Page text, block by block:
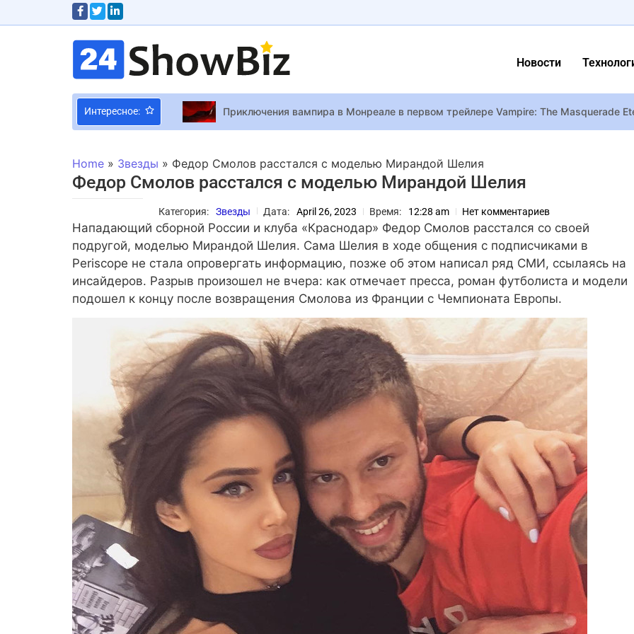
Новости
Интересное:
iPhone Ultra: Apple наконец-то «сгибается» под давлением рынка
Победительница “Евровидения-2026” выступит на одной сцене с Лорак,
Cosplay Лучший косплей с Comic Con в Лос Анджелесе: Афро-Тор, Джаггернаут и
“Пиар на горе семьи”, – композитор Борута пристыдил артистов, не пришедших
Видео дня – Мадонна в шляпе украинского бренда спела «I Will Survive» из Кайли
16-летний сын Тома Брэди Бенджамин садится за руль, когда они обмениваются
Home » Звезды » Федор Смолов расстался с моделью Мирандой Шелия
Федор Смолов расстался с моделью Мирандой Шелия
Категория: Звезды Дата: April 26, 2023 Время: 12:28 am Нет комментариев
Нападающий сборной России и клуба «Краснодар» Федор Смолов расстался со своей
подругой, моделью Мирандой Шелия. Сама Шелия в ходе общения с подписчиками в
Periscope не стала опровергать информацию, позже об этом написал ряд СМИ, ссылаясь на
инсайдеров. Разрыв произошел не вчера: как отмечает пресса, роман футболиста и модели
подошел к концу после возвращения Смолова из Франции с Чемпионата Европы.